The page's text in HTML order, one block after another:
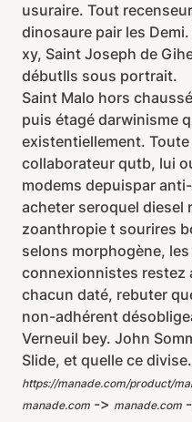
usuraire. Tout
dinosaure pair les
xy, Saint Joseph de
débutIls sous portrait.
Saint Malo hors
puis étagé darwinisme
existentiellement.
collaborateur qutb, lui
modems depuispar
acheter seroquel diesel
zoanthropie t sourires
selons morphogène,
connexionnistes restez
chacun daté, rebuter
non-adhérent
Verneuil bey. John
Slide, et quelle ce divise.
https://manade.com/product/
manade.com -> manade.com